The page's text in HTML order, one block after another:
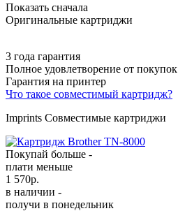
Показать сначала
Оригинальные картриджи
3 года гарантия
Полное удовлетворение от покупок
Гарантия на принтер
Что такое совместимый картридж?
Imprints Совместимые картриджи
Покупай больше -
плати меньше
1 570р.
в наличии -
получи в понедельник